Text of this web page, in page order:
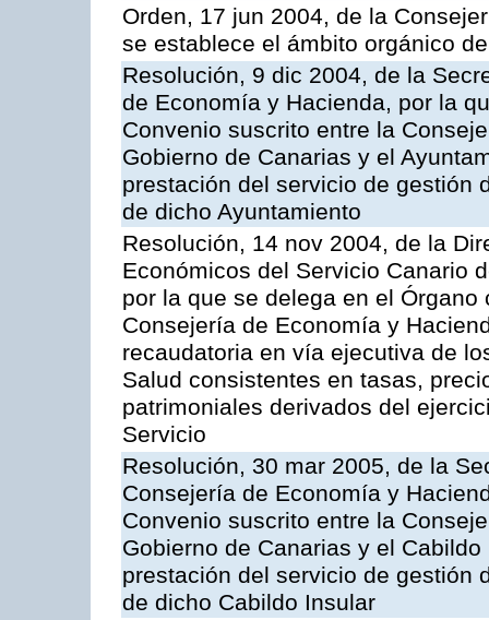
Orden, 17 jun 2004, de la
se establece el ámbito orgánico
Resolución, 9 dic 2004, de la
de Economía y Hacienda, por la
Convenio suscrito entre la
Gobierno de Canarias y el
prestación del servicio de gestión
de dicho Ayuntamiento
Resolución, 14 nov 2004, de la
Económicos del Servicio Canario
por la que se delega en el
Consejería de Economía y
recaudatoria en vía ejecutiva de
Salud consistentes en tasas,
patrimoniales derivados del
Servicio
Resolución, 30 mar 2005, de la
Consejería de Economía y
Convenio suscrito entre la
Gobierno de Canarias y el
prestación del servicio de gestión
de dicho Cabildo Insular